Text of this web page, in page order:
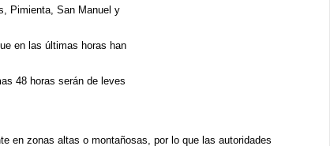
Pimienta, San Manuel y
en las últimas horas han
48 horas serán de leves
en zonas altas o montañosas, por lo que las autoridades